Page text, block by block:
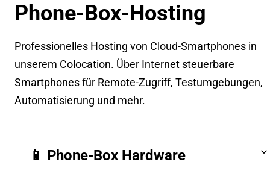
Phone-Box-Hosting
Professionelles Hosting von Cloud-Smartphones in
unserem Colocation. Über Internet steuerbare
Smartphones für Remote-Zugriff, Testumgebungen,
Automatisierung und mehr.
📱 Phone-Box Hardware